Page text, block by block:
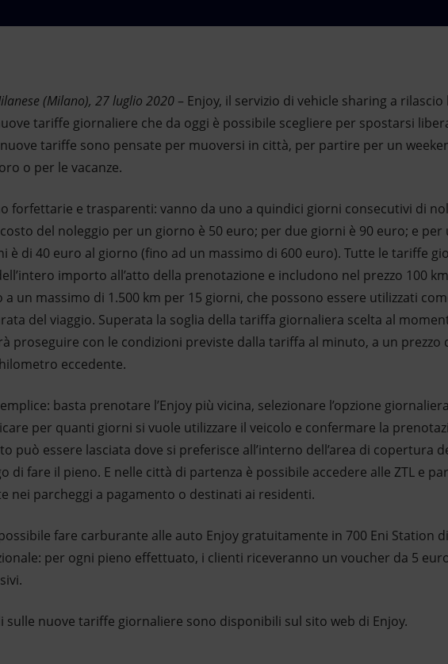
(Milano), 27 luglio 2020 – Enjoy, il servizio di vehicle sharing a
tariffe giornaliere che da oggi è possibile scegliere per spostarsi
nuove tariffe sono pensate per muoversi in città, per partire per un
o per le vacanze.
forfettarie e trasparenti: vanno da uno a quindici giorni consecutivi di
del noleggio per un giorno è 50 euro; per due giorni è 90 euro; e
è di 40 euro al giorno (fino ad un massimo di 600 euro). Tutte le tariffe
importo all’atto della prenotazione e includono nel prezzo 100
a un massimo di 1.500 km per 15 giorni, che possono essere utilizzati
del viaggio. Superata la soglia della tariffa giornaliera scelta al
proseguire con le condizioni previste dalla tariffa al minuto, a un prezzo
eccedente.
basta prenotare l’Enjoy più vicina, selezionare l’opzione
per quanti giorni si vuole utilizzare il veicolo e confermare la
può essere lasciata dove si preferisce all’interno dell’area di copertura
di fare il pieno. E nelle città di partenza è possibile accedere alle ZTL e
nei parcheggi a pagamento o destinati ai residenti.
fare carburante alle auto Enjoy gratuitamente in 700 Eni Station
per ogni pieno effettuato, i clienti riceveranno un voucher da 5
sulle nuove tariffe giornaliere sono disponibili sul sito web di Enjoy.